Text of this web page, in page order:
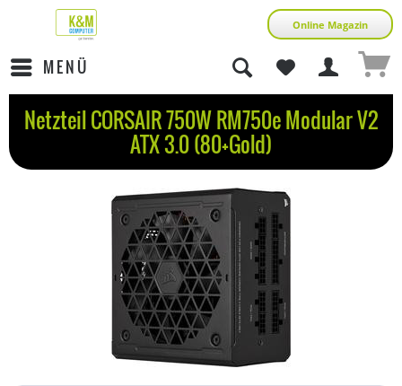
Online Magazin
MENÜ
Netzteil CORSAIR 750W RM750e Modular V2
ATX 3.0 (80+Gold)